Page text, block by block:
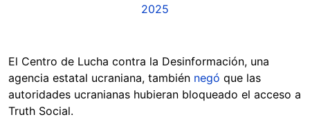
2025
El Centro de Lucha contra la Desinformación, una
agencia estatal ucraniana, también negó que las
autoridades ucranianas hubieran bloqueado el acceso a
Truth Social.